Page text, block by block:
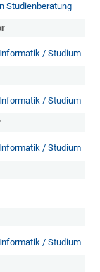
Studienberatung
/ Studium
/ Studium
/ Studium
/ Studium